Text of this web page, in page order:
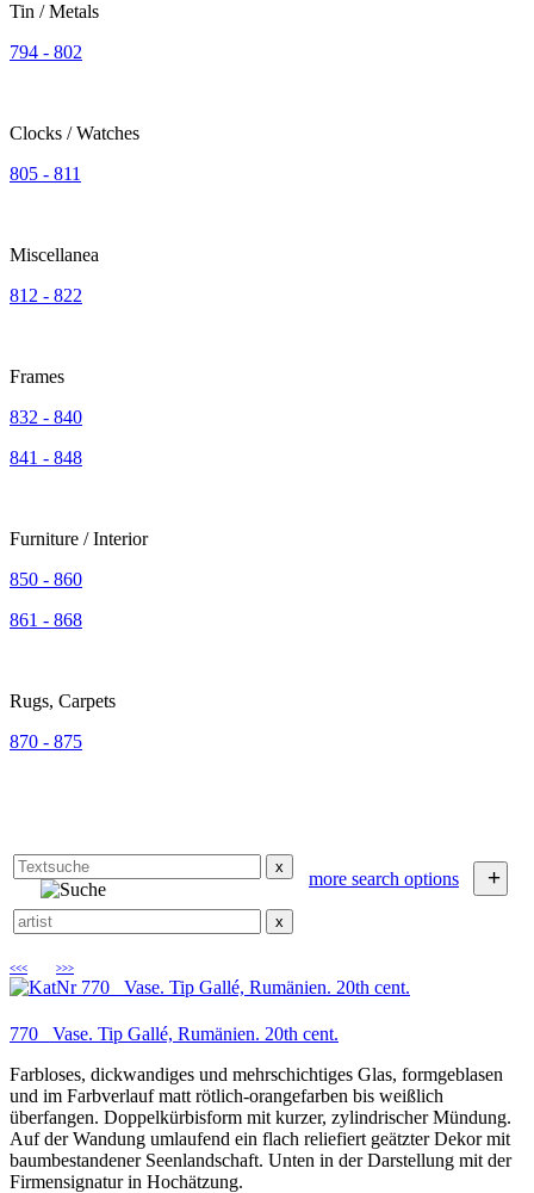
Tin / Metals
794 - 802
Clocks / Watches
805 - 811
Miscellanea
812 - 822
Frames
832 - 840
841 - 848
Furniture / Interior
850 - 860
861 - 868
Rugs, Carpets
870 - 875
x
more search options +
x
<<< >>>
770 Vase. Tip Gallé, Rumänien. 20th cent.
Farbloses, dickwandiges und mehrschichtiges Glas, formgeblasen
und im Farbverlauf matt rötlich-orangefarben bis weißlich
überfangen. Doppelkürbisform mit kurzer, zylindrischer Mündung.
Auf der Wandung umlaufend ein flach reliefiert geätzter Dekor mit
baumbestandener Seenlandschaft. Unten in der Darstellung mit der
Firmensignatur in Hochätzung.